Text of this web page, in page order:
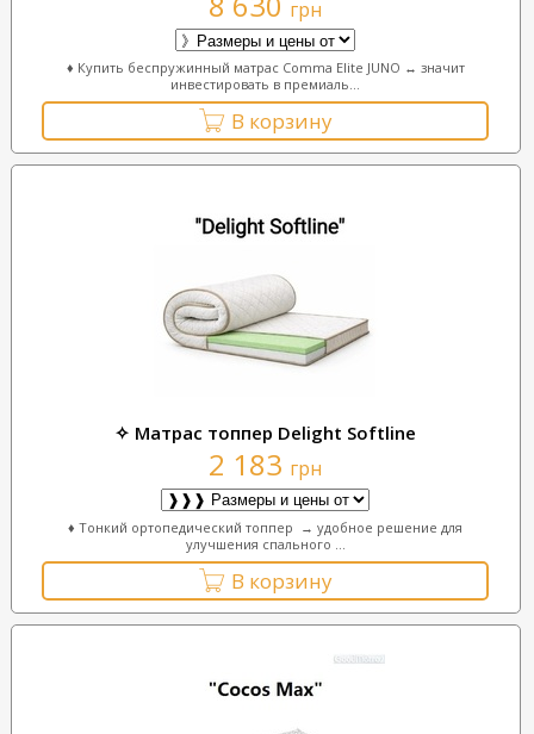
грн
♦ Купить беспружинный матрас Comma Elite JUNO ↔ значит
инвестировать в премиаль...
В корзину
✧ Матрас топпер Delight Softline
2 183 грн
♦ Тонкий ортопедический топпер → удобное решение для
улучшения спального ...
В корзину